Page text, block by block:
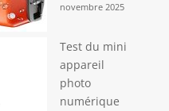
novembre 2025
Test du mini
appareil
photo
numérique